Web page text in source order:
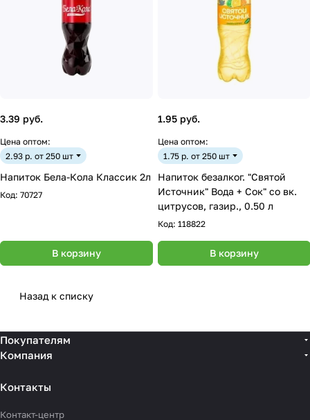
3.39 руб.
Цена оптом:
2.93 р. от 250 шт
Напиток Бела-Кола Классик 2л
Код: 70727
В корзину
1.95 руб.
Цена оптом:
1.75 р. от 250 шт
Напиток безалког. "Святой
Источник" Вода + Сок" со вк.
цитрусов, газир., 0.50 л
Код: 118822
В корзину
Назад к списку
Покупателям
Компания
Контакты
Контакт-центр